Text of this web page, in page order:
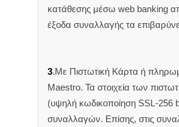
κατάθεσης μέσω web banking
έξοδα συναλλαγής τα
3.Με Πιστωτική Κάρτα ή
Maestro. Τα στοιχεία των
(υψηλή κωδικοποίηση SSL-256
συναλλαγών. Επίσης, στις